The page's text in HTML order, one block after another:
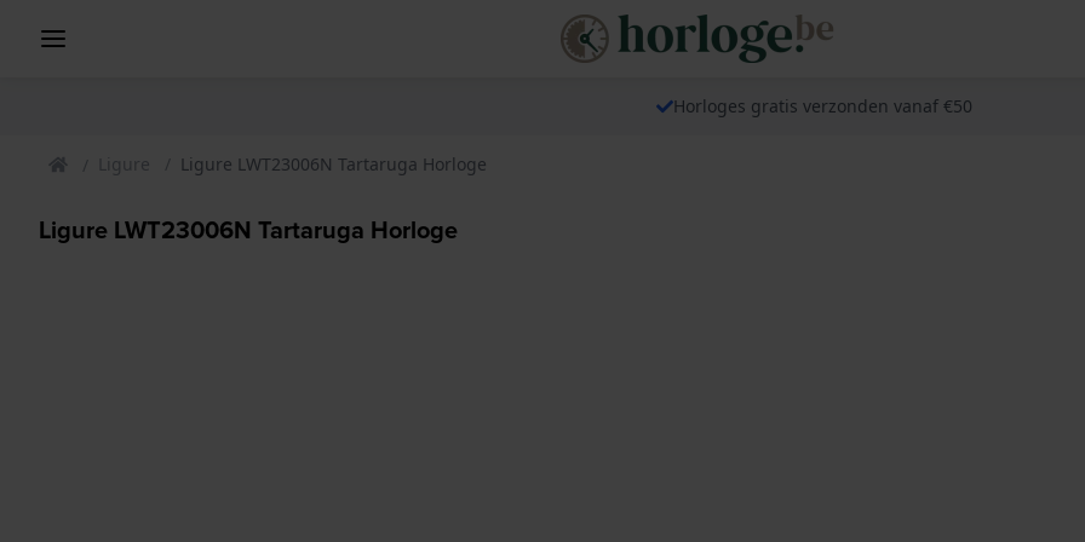
Horloges gratis verzonden vanaf €50
Ligure Ligure LWT23006N Tartaruga Horloge
Ligure LWT23006N Tartaruga Horloge